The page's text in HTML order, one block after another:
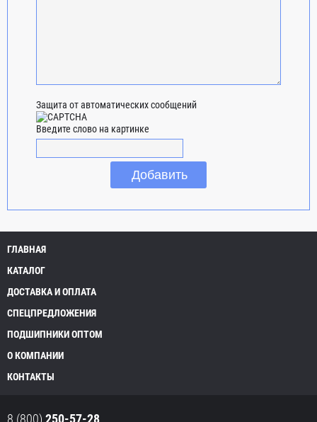
Защита от автоматических сообщений
Введите слово на картинке
ГЛАВНАЯ
КАТАЛОГ
ДОСТАВКА И ОПЛАТА
СПЕЦПРЕДЛОЖЕНИЯ
ПОДШИПНИКИ ОПТОМ
О КОМПАНИИ
КОНТАКТЫ
8 (800) 250-57-28